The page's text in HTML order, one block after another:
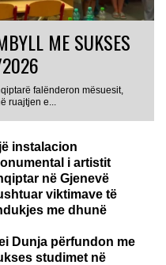
ME SUKSES
falënderon mësuesit,
ruajtjen e...
instalacion
i artistit
në Gjenevë
viktimave të
me dhunë
Dunja përfundon me
studimet në